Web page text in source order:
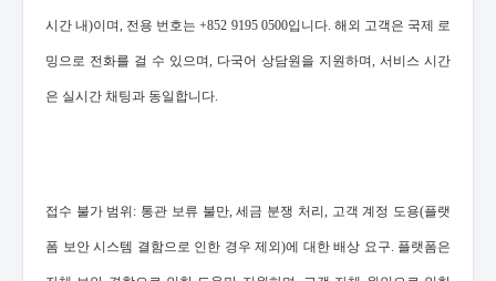
시간 내)이며, 전용 번호는 +852 9195 0500입니다. 해외 고객은 국제 로
밍으로 전화를 걸 수 있으며, 다국어 상담원을 지원하며, 서비스 시간
은 실시간 채팅과 동일합니다.
접수 불가 범위: 통관 보류 불만, 세금 분쟁 처리, 고객 계정 도용(플랫
폼 보안 시스템 결함으로 인한 경우 제외)에 대한 배상 요구. 플랫폼은